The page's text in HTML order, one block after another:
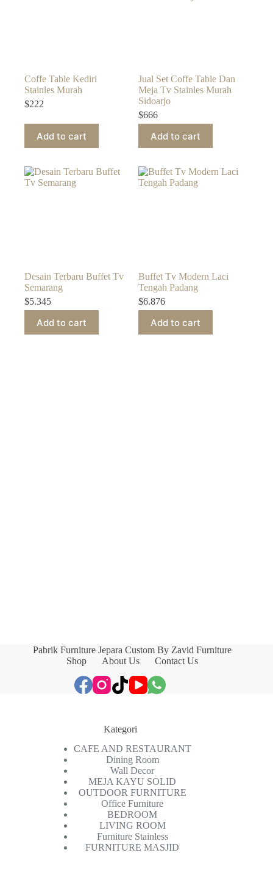
Coffe Table Kediri
Stainles Murah
$222
Add to cart
Jual Set Coffe Table Dan
Meja Tv Stainles Murah
Sidoarjo
$666
Add to cart
Desain Terbaru Buffet Tv
Semarang
$5.345
Add to cart
Buffet Tv Modern Laci
Tengah Padang
$6.876
Add to cart
Pabrik Furniture Jepara Custom By Zavid Furniture
Shop
About Us Contact Us
Kategori
CAFE AND RESTAURANT
Dining Room
Wall Decor
MEJA KAYU SOLID
OUTDOOR FURNITURE
Office Furniture
BEDROOM
LIVING ROOM
Furniture Stainless
FURNITURE MASJID